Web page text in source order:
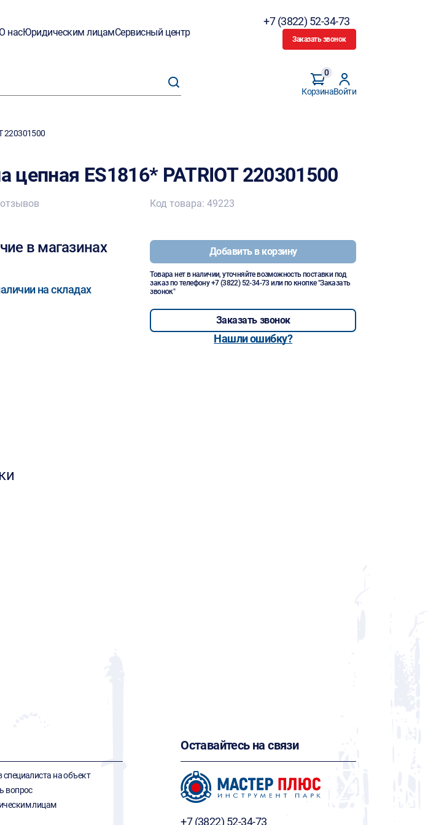
О насЮридическим лицамСервисный центр
+7 (3822) 52-34-73
Заказать звонок
Корзина
0
Войти
220301500
цепная ES1816* PATRIOT 220301500
в магазинах
на складах
Код товара: 49223
Добавить в корзину
Товара нет в наличии, уточняйте возможность поставки под
заказ по телефону+7 (3822) 52-34-73 или по кнопке "Заказать
звонок"
Заказать звонок
Нашли ошибку?
специалиста на объект
вопрос
лицам
Оставайтесь на связи
+7 (3822) 52-34-73